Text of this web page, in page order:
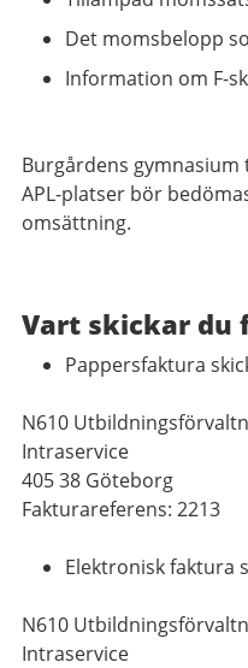
Det momsbelopp
Information om F-
Burgårdens
APL-platser bör
omsättning.
Vart skickar du
Pappersfaktura
N610
Intraservice
405 38 Göteborg
Fakturareferens: 2213
Elektronisk faktura
N610
Intraservice